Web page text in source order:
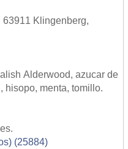
Klingenberg,
Alderwood, azucar de
hisopo, menta, tomillo.
(25884)